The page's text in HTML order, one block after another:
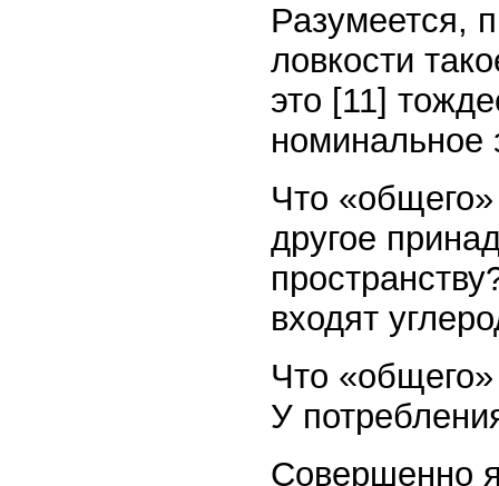
Разумеется,
ловкости
это [11]
номинальное
Что «общего»
другое
входят
Что
У
Совершенно